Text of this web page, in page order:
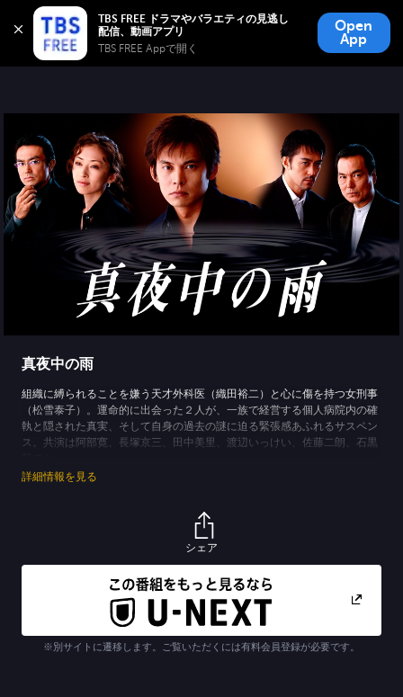
TBS FREE ドラマやバラエティの見逃し
TBS FREE Appで開く
Open
App
TBS FREE
無料見逃し配信
真夜中の雨
組織に縛られることを嫌う天才外科医（織田裕二）と心に傷を持つ女刑事
（松雪泰子）。運命的に出会った２人が、一族で経営する個人病院内の確
執と隠された真実、そして自身の過去の謎に迫る緊張感あふれるサスペン
ス。共演は阿部寛、長塚京三、田中美里、渡辺いっけい、佐藤二朗、石黒
(C)TBS
詳細情報を見る
シェア
※別サイトに遷移します。ご覧いただくには有料会員登録が必要です。